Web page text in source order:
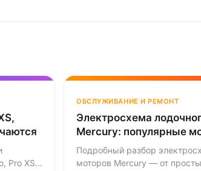
Pro XS,
ОБСЛУЖИВАНИЕ И РЕМОНТ
Электросхема
Mercury: популярные
Подробный разбор
моторов Mercury — от